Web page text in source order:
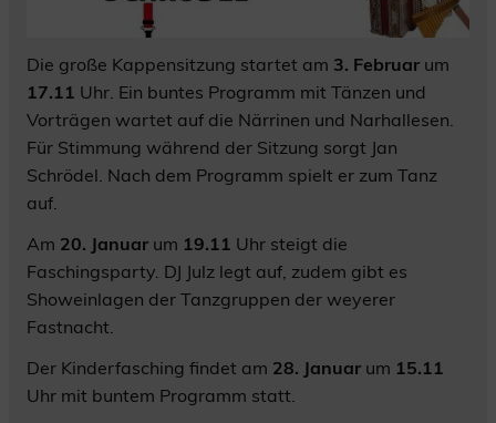
Die große Kappensitzung startet am 3. Februar um
17.11 Uhr. Ein buntes Programm mit Tänzen und
Vorträgen wartet auf die Närrinen und Narhallesen.
Für Stimmung während der Sitzung sorgt Jan
Schrödel. Nach dem Programm spielt er zum Tanz
auf.
Am 20. Januar um 19.11 Uhr steigt die
Faschingsparty. DJ Julz legt auf, zudem gibt es
Showeinlagen der Tanzgruppen der weyerer
Fastnacht.
Der Kinderfasching findet am 28. Januar um 15.11
Uhr mit buntem Programm statt.